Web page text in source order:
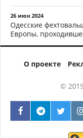
26 июн 2024
Одесские
Европы,
О проекте
©